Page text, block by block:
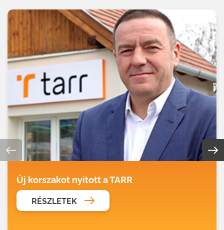
Új korszakot nyitott a TARR
RÉSZLETEK